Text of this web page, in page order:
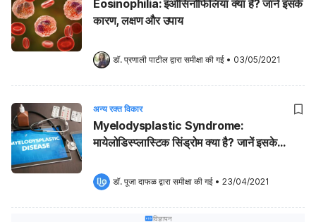
Eosinophilia: इओसिनोफिलिया क्या है? जानें इसके
कारण, लक्षण और उपाय
डॉ. प्रणाली पाटील द्वारा समीक्षा की गई • 03/05/2021
अन्य रक्त विकार
Myelodysplastic Syndrome:
मायेलोडिस्प्लास्टिक सिंड्रोम क्या है? जानें इसके
डॉ. पूजा दाफळ द्वारा समीक्षा की गई • 23/04/2021
विज्ञापन